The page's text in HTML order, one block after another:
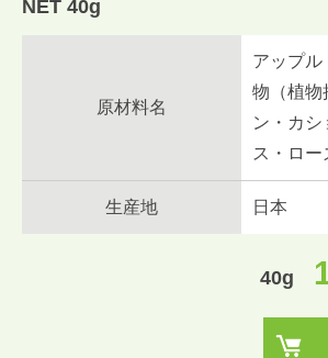
NET 40g
原材料名
アップル
物（植物
ン・カ
ス・ロ
生産地 日本
40g